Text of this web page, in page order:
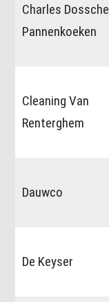
Charles Dossche
Pannenkoeken
Cleaning Van
Renterghem
Dauwco
De Keyser